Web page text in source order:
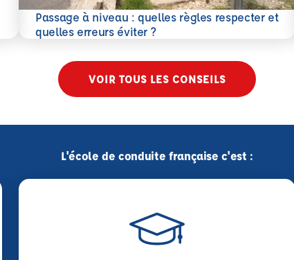
Passage à niveau : quelles règles respecter et
quelles erreurs éviter ?
En savoir plus
VOIR TOUS LES CONSEILS
L'école de conduite française c'est :